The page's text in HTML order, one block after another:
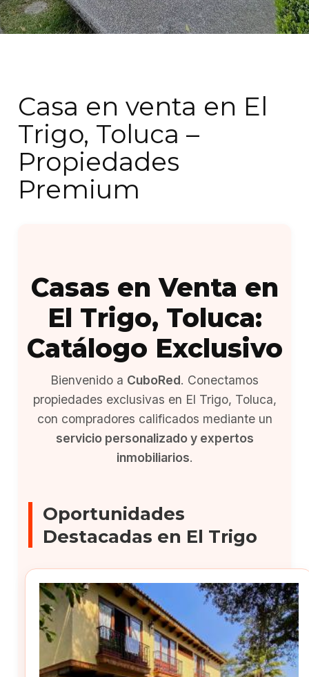
Casa en venta en El
Trigo, Toluca –
Propiedades
Premium
Casas en Venta en
El Trigo, Toluca:
Catálogo Exclusivo
Bienvenido a CuboRed. Conectamos
propiedades exclusivas en El Trigo, Toluca,
con compradores calificados mediante un
servicio personalizado y expertos
inmobiliarios.
Oportunidades
Destacadas en El Trigo